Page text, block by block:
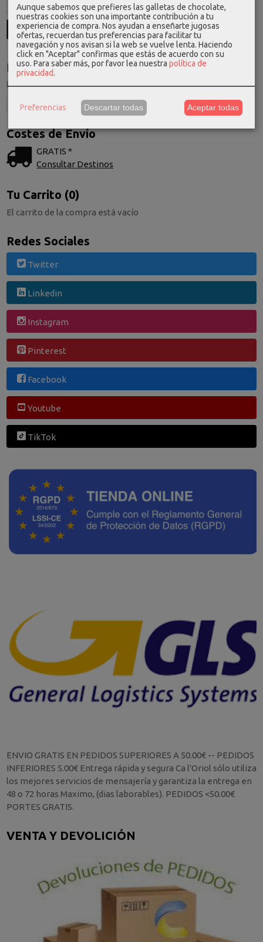
Idioma
Costes de Envío
GRATIS *
Consultar Destinos
Tu Carrito (0)
El carrito de la compra está vacío
Redes Sociales
Twitter
Linkedin
Instagram
Pinterest
Facebook
Youtube
TikTok
ENVIO GRATIS EN PEDIDOS SUPERIORES A 50.00€ -- PEDIDOS
INFERIORES 5.00€ Entrega rápida y segura Ca l'Oriol sólo utiliza
los mejores servicios de mensajería y garantiza la entrega en
48 o 72 horas Maximo, (dias laborables). PEDIDOS <50.00€
PORTES GRATIS.
VENTA Y DEVOLICIÓN
Aunque sabemos que prefieres las galletas de chocolate,
nuestras cookies son una importante contribución a tu
experiencia de compra. Nos ayudan a enseñarte jugosas
ofertas, recuerdan tus preferencias para facilitar tu
navegación y nos avisan si la web se vuelve lenta. Haciendo
click en "Aceptar" confirmas que estás de acuerdo con su
uso. Para saber más, por favor lea nuestra política de
privacidad.
Preferencias Descartar todas Aceptar todas